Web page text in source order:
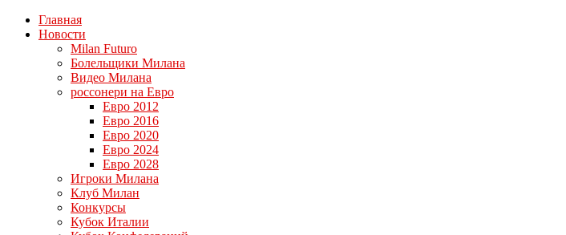
Главная
Новости
Milan Futuro
Болельщики Милана
Видео Милана
россонери на Евро
Евро 2012
Евро 2016
Евро 2020
Евро 2024
Евро 2028
Игроки Милана
Клуб Милан
Конкурсы
Кубок Италии